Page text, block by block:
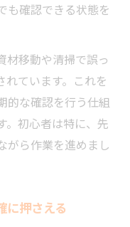
も確認できる状態を
材移動や清掃で誤っ
れています。これを
的な確認を行う仕組
。初心者は特に、先
がら作業を進めまし
に押さえる